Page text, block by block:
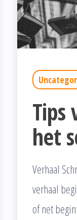
Tips
het
Verhaal
verhaal
of net